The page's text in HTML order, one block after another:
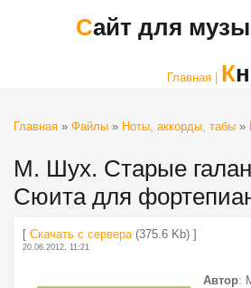
Сайт для
Главная |
Главная » Файлы » Ноты, аккорды, табы »
М. Шух. Старые
Сюита для
[ Скачать с сервера(375.6 Kb) ]
20.06.2012, 11:21
Автор: